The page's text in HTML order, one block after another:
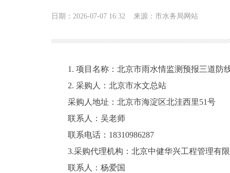
日期：2026-07-07 16:32 来源：市水务局网站
1. 项目名称：北京市雨水情监测预报三道防
2. 采购人：北京市水文总站
采购人地址：北京市海淀区北洼西里51号
联系人：吴老师
联系电话：18310986287
3.采购代理机构：北京中健华兴工程管理有
联系人：杨爱国